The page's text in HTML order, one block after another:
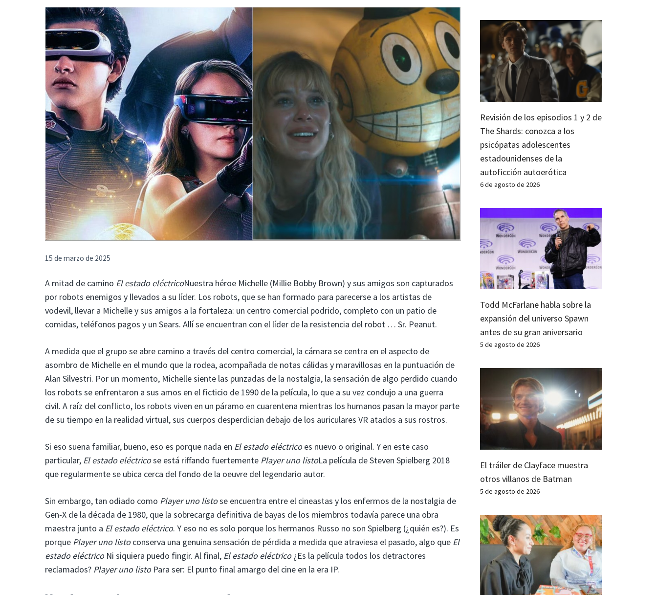
15 de marzo de 2025
A mitad de camino El estado eléctricoNuestra héroe Michelle (Millie Bobby Brown) y sus amigos son capturados
por robots enemigos y llevados a su líder. Los robots, que se han formado para parecerse a los artistas de
vodevil, llevar a Michelle y sus amigos a la fortaleza: un centro comercial podrido, completo con un patio de
comidas, teléfonos pagos y un Sears. Allí se encuentran con el líder de la resistencia del robot … Sr. Peanut.
A medida que el grupo se abre camino a través del centro comercial, la cámara se centra en el aspecto de
asombro de Michelle en el mundo que la rodea, acompañada de notas cálidas y maravillosas en la puntuación de
Alan Silvestri. Por un momento, Michelle siente las punzadas de la nostalgia, la sensación de algo perdido cuando
los robots se enfrentaron a sus amos en el ficticio de 1990 de la película, lo que a su vez condujo a una guerra
civil. A raíz del conflicto, los robots viven en un páramo en cuarentena mientras los humanos pasan la mayor parte
de su tiempo en la realidad virtual, sus cuerpos desperdician debajo de los auriculares VR atados a sus rostros.
Si eso suena familiar, bueno, eso es porque nada en El estado eléctricoes nuevo o original. Y en este caso
particular, El estado eléctricose está riffando fuertemente Player uno listoLa película de Steven Spielberg 2018
que regularmente se ubica cerca del fondo de la oeuvre del legendario autor.
Sin embargo, tan odiado como Player uno listose encuentra entre el cineastas y los enfermos de la nostalgia de
Gen-X de la década de 1980, que la sobrecarga definitiva de bayas de los miembros todavía parece una obra
maestra junto a El estado eléctrico. Y eso no es solo porque los hermanos Russo no son Spielberg (¿quién es?). Es
porque Player uno listoconserva una genuina sensación de pérdida a medida que atraviesa el pasado, algo que El
estado eléctricoNi siquiera puedo fingir. Al final, El estado eléctrico ¿Es la película todos los detractores
reclamados? Player uno listo Para ser: El punto final amargo del cine en la era IP.
Revisión de los episodios 1 y 2 de
The Shards: conozca a los
psicópatas adolescentes
estadounidenses de la
autoficción autoerótica
6 de agosto de 2026
Todd McFarlane habla sobre la
expansión del universo Spawn
antes de su gran aniversario
5 de agosto de 2026
El tráiler de Clayface muestra
otros villanos de Batman
5 de agosto de 2026